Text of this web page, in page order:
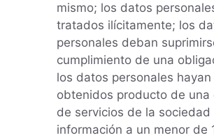
mismo; los datos
tratados ilícitamente; los
personales deban
cumplimiento de una
los datos personales
obtenidos producto de
de servicios de la sociedad
información a un menor de